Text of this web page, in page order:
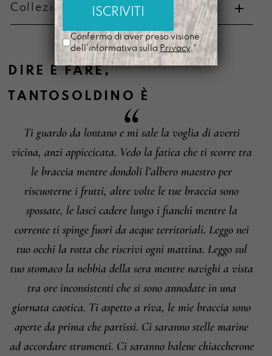
Metodi di pagamento
Informazioni su cambi e resi
Collezione di appartenenza
DIRE E FARE,
TANTOSOLDINO
È
Ti guardo da lontano e mi sale la voglia di averti
vicina, anzi appiccicata. Vedo la fatica che ti scorre tra
le braccia mentre dondoli l’albero maestro per
riscuoterne i frutti, altre volte le tue braccia sono
spossate, le lasci cadere lungo i fianchi mentre la
corrente ti spinge fuori da acque territoriali. Leggo nei
tuo occhi la rotta che riscrivi ogni mattina. Leggo sul
tuo stomaco la nebbia della sera mentre navighi a vista
tra ore inconsistenti che si sono annodate in una
giornata caotica. Ti aspetto a riva, le mie braccia sono
aperte da prima che partissi. Ci saranno stelle marine
ad accordare strumenti. Ci saranno balene chiaccherone
Confermo di aver preso visione
dell'informativa sulla Privacy.*